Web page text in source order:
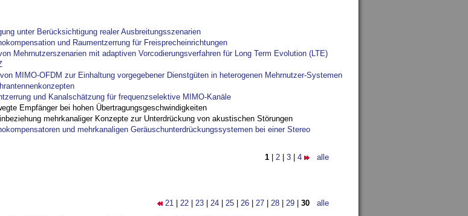
unter Berücksichtigung realer Ausbreitungsszenarien
und Raumentzerrung für Freisprecheinrichtungen
Mehrnutzerszenarien mit adaptiven Vorcodierungsverfahren für Long Term Evolution (LTE)
MIMO-OFDM zur Einhaltung vorgegebener Dienstgüten in heterogenen Mehrnutzer-Systemen
und Kanalschätzung für frequenzselektive MIMO-Kanäle
Empfänger bei hohen Übertragungsgeschwindigkeiten
mehrkanaliger Konzepte zur Unterdrückung von akustischen Störungen
und mehrkanaligen Geräuschunterdrückungssystemen bei einer Stereo
1 2 3 4 alle
21 22 23 24 25 26 27 28 29 30 alle